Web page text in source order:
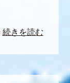
続きを読む